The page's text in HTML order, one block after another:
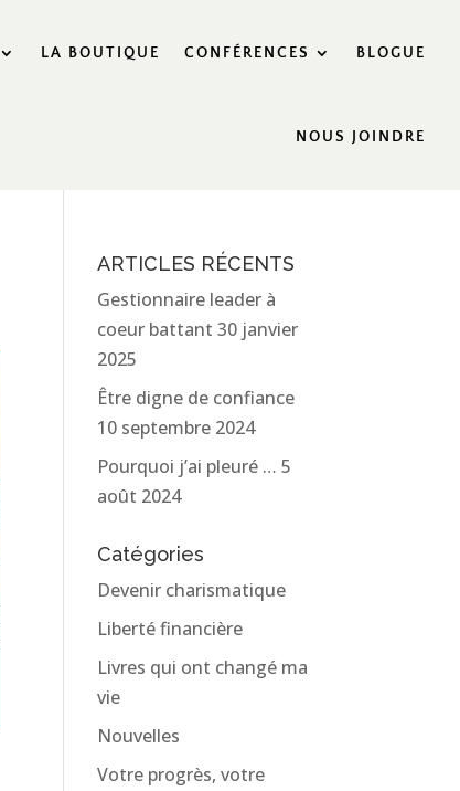
LA BOUTIQUE CONFÉRENCES BLOGUE
NOUS JOINDRE
ARTICLES RÉCENTS
Gestionnaire leader à
coeur battant 30 janvier
2025
Être digne de confiance
10 septembre 2024
Pourquoi j’ai pleuré … 5
août 2024
Catégories
Devenir charismatique
Liberté financière
Livres qui ont changé ma
vie
Nouvelles
Votre progrès, votre